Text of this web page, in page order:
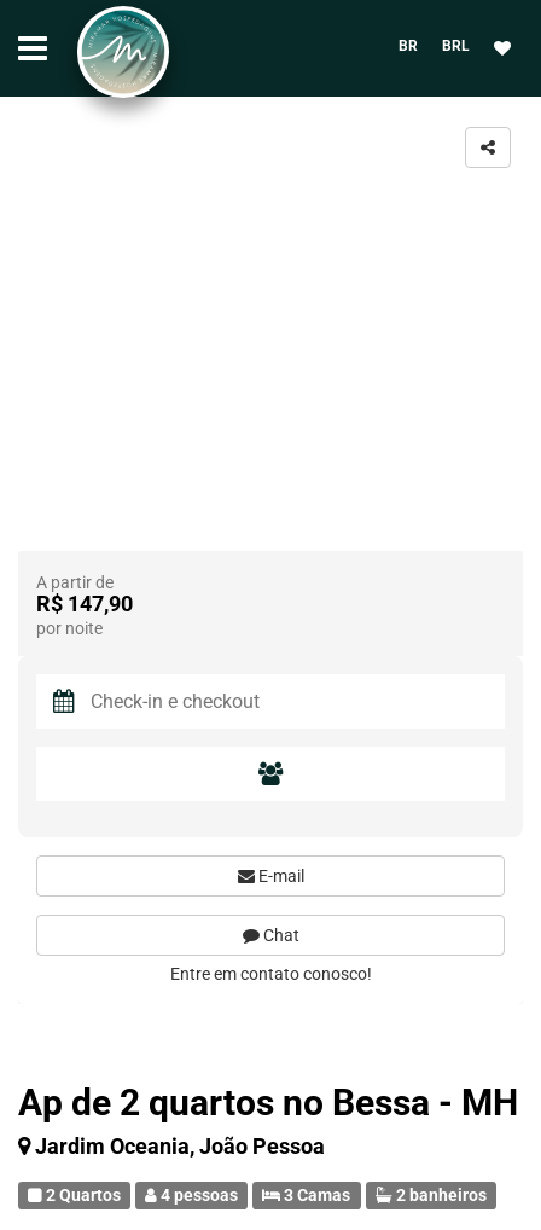
BR BRL
Ap de 2 quartos no Bessa - MH
Jardim Oceania, João Pessoa
2 Quartos 4 pessoas 3 Camas 2 banheiros
A partir de
R$ 147,90
por noite
E-mail
Chat
Entre em contato conosco!